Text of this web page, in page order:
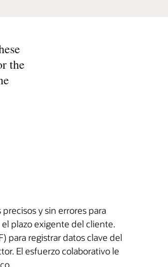
the
y sin errores para
plazo exigente del cliente.
para registrar datos clave del
El esfuerzo colaborativo le